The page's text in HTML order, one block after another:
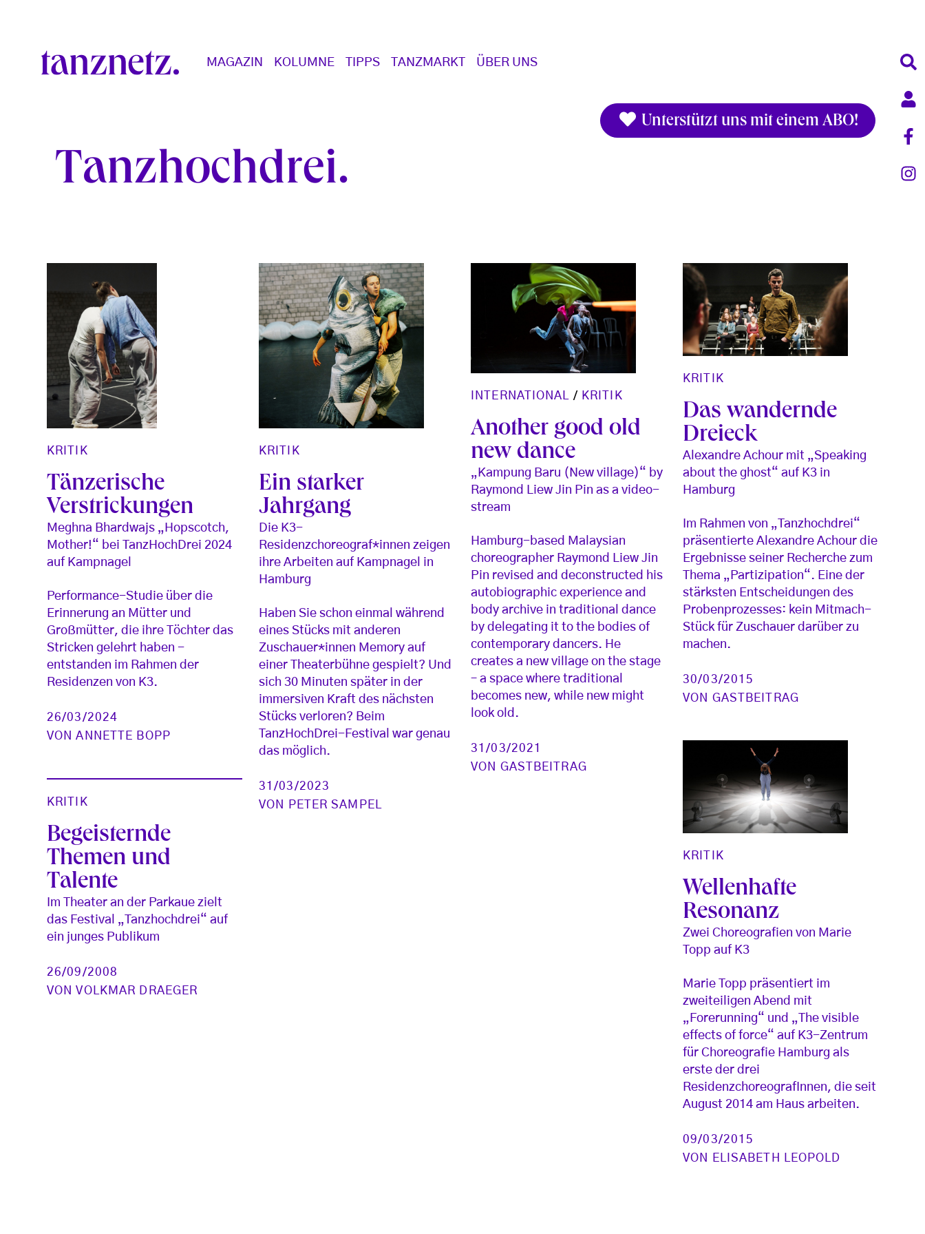
Main navigation
MAGAZIN KOLUMNE TIPPS TANZMARKT ÜBER UNS
Unterstützt uns mit einem ABO!
Tanzhochdrei
KRITIK
Tänzerische
Verstrickungen
Meghna Bhardwajs „Hopscotch,
Mother!“ bei TanzHochDrei 2024
auf Kampnagel
Performance-Studie über die
Erinnerung an Mütter und
Großmütter, die ihre Töchter das
Stricken gelehrt haben -
entstanden im Rahmen der
Residenzen von K3.
26/03/2024
VONANNETTE BOPP
KRITIK
Ein starker
Jahrgang
Die K3-
Residenzchoreograf*innen zeigen
ihre Arbeiten auf Kampnagel in
Hamburg
Haben Sie schon einmal während
eines Stücks mit anderen
Zuschauer*innen Memory auf
einer Theaterbühne gespielt? Und
sich 30 Minuten später in der
immersiven Kraft des nächsten
Stücks verloren? Beim
TanzHochDrei-Festival war genau
das möglich.
31/03/2023
VON
PETER SAMPEL
INTERNATIONAL / KRITIK
Another good old
new dance
„Kampung Baru (New village)“ by
Raymond Liew Jin Pin as a video-
stream
Hamburg-based Malaysian
choreographer Raymond Liew Jin
Pin revised and deconstructed his
autobiographic experience and
body archive in traditional dance
by delegating it to the bodies of
contemporary dancers. He
creates a new village on the stage
– a space where traditional
becomes new, while new might
look old.
31/03/2021
VON GASTBEITRAG
KRITIK
Das wandernde
Dreieck
Alexandre Achour mit „Speaking
about the ghost“ auf K3 in
Hamburg
Im Rahmen von „Tanzhochdrei“
präsentierte Alexandre Achour die
Ergebnisse seiner Recherche zum
Thema „Partizipation“. Eine der
stärksten Entscheidungen des
Probenprozesses: kein Mitmach-
Stück für Zuschauer darüber zu
machen.
30/03/2015
VON GASTBEITRAG
KRITIK
Wellenhafte
Resonanz
Zwei Choreografien von Marie
Topp auf K3
Marie Topp präsentiert im
zweiteiligen Abend mit
„Forerunning“ und „The visible
effects of force“ auf K3-Zentrum
für Choreografie Hamburg als
erste der drei
ResidenzchoreografInnen, die seit
August 2014 am Haus arbeiten.
09/03/2015
VON
ELISABETH LEOPOLD
KRITIK
Begeisternde
Themen und
Talente
Im Theater an der Parkaue zielt
das Festival „Tanzhochdrei“ auf
ein junges Publikum
26/09/2008
VONVOLKMAR DRAEGER